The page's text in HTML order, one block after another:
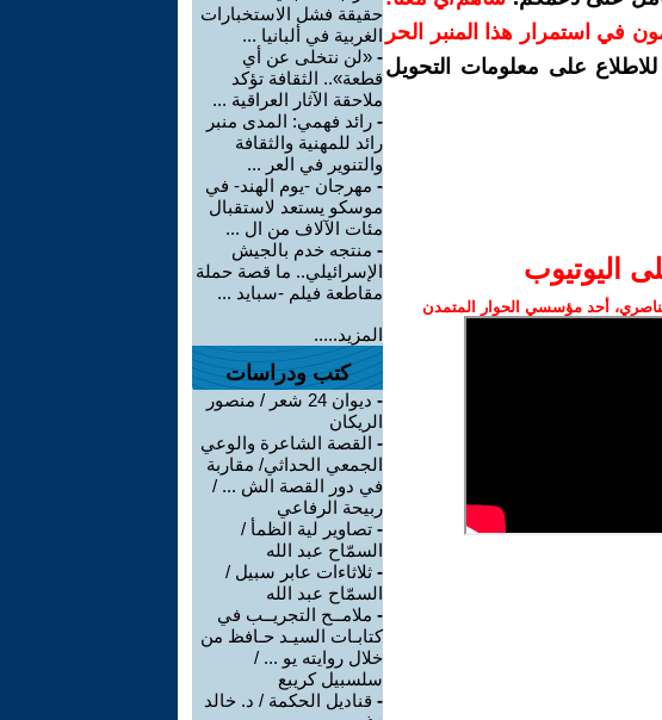
في استمرار هذا المنبر الحر
للاطلاع على معلومات التحويل
اليوتيوب
أحد مؤسسي الحوار المتمدن
حقيقة فشل الاستخبارات
الغربية في ألبانيا ...
- «لن نتخلى عن أي
قطعة».. الثقافة تؤكد
ملاحقة الآثار العراقية ...
- رائد فهمي: المدى منبر
رائد للمهنية والثقافة
والتنوير في العر ...
- مهرجان -يوم الهند- في
موسكو يستعد لاستقبال
مئات الآلاف من ال ...
- منتجه خدم بالجيش
الإسرائيلي.. ما قصة حملة
مقاطعة فيلم -سبايد ...
المزيد.....
كتب ودراسات
-
ديوان 24 شعر / منصور
الريكان
- القصة الشاعرة والوعي
الجمعي الحداثي/ مقاربة
في دور القصة الش ... /
ربيحة الرفاعي
- تصاوير لية الظمأ /
السمّاح عبد الله
- ثلاثاءات عابر سبيل /
السمّاح عبد الله
- ملامــح التجريــب في
كتابـات السيـد حـافظ من
خلال روايته يو ... /
سلسبيل كريبع
- قناديل الحكمة / د. خالد